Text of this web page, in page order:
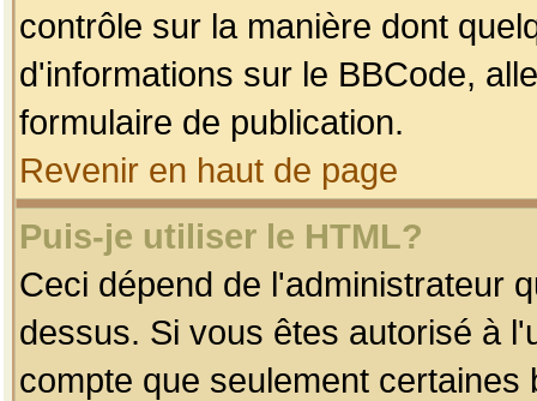
contrôle sur la manière dont
d'informations sur le BBCode,
formulaire de publication.
Revenir en haut de page
Puis-je utiliser le HTML?
Ceci dépend de l'administrateur
dessus. Si vous êtes autorisé à
compte que seulement